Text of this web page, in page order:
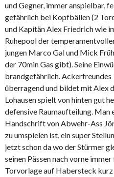
und Gegner, immer anspielbar,
gefährlich bei Kopfbällen (2
und Kapitän Alex Friedrich wie
Ruhepool der
jungen Marco Gal und Mick
der 70min Gas gibt). Seine
brandgefährlich.
überragend und bildet mit Alex
Lohausen spielt von hinten gut
defensive Raumaufteilung.
Handschrift von Abwehr-Ass
zu umspielen ist, ein super
jetzt schon da wo der Stürmer
seinen Pässen nach vorne
Torvorlage auf Habersteck